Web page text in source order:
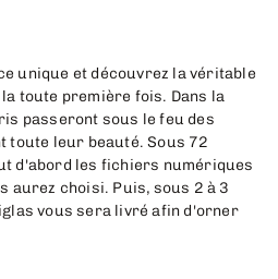
unique et découvrez la véritable
toute première fois. Dans la
passeront sous le feu des
toute leur beauté. Sous 72
d'abord les fichiers numériques
aurez choisi. Puis, sous 2 à 3
vous sera livré afin d'orner